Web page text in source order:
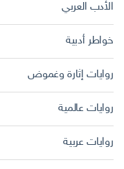
الأدب العربي
خواطر أدبية
روايات إثارة وغموض
روايات عالمية
روايات عربية